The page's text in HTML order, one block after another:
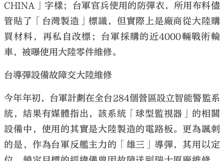
CHINA」字樣；台軍官兵使用的防彈衣，所用布料儘
管貼了「台灣製造」標識，但實際上是廠商從大陸購
買材料，再私自改標；台軍採購的近4000輛戰術輪
車，被曝使用大陸零件維修。
台導彈設備故障交大陸維修
今年年初，台軍計劃在全台284個營區設立智能警監系
統，結果有媒體指出，該系統「球型監視器」的相關
設備中，使用的其實是大陸製造的電路板。更為諷刺
的是，作為台軍反艦主力的「雄三」導彈，其用以定